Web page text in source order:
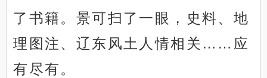
了书籍。景可扫了一眼，史料、地
理图注、辽东风土人情相关……应
有尽有。